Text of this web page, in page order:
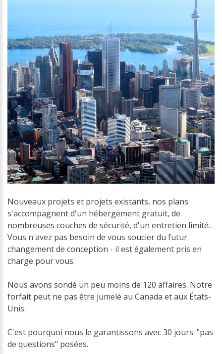
Nouveaux projets et projets existants, nos plans
s'accompagnent d'un hébergement gratuit, de
nombreuses couches de sécurité, d'un entretien limité.
Vous n'avez pas besoin de vous soucier du futur
changement de conception - il est également pris en
charge pour vous.
Nous avons sondé un peu moins de 120 affaires. Notre
forfait peut ne pas être jumelé au Canada et aux États-
Unis.
C'est pourquoi nous le garantissons avec 30 jours: "pas
de questions" posées.